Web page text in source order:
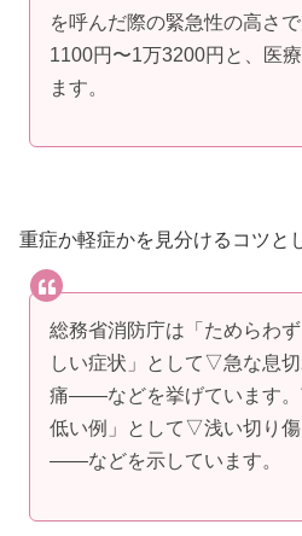
を呼んだ際の緊急性の高さ
1100円〜1万3200円と、医
ます。
重症か軽症かを見分けるコツと
総務省消防庁は「ためらわ
しい症状」として▽急な息
痛――などを挙げています。
低い例」として▽浅い切り
――などを示しています。